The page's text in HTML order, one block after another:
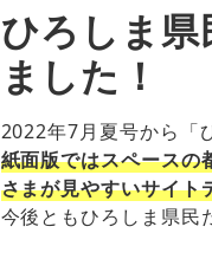
ひろしま
ました！
2022年7月夏号から「
紙面版ではスペースの
さまが見やすいサイト
今後ともひろしま県民